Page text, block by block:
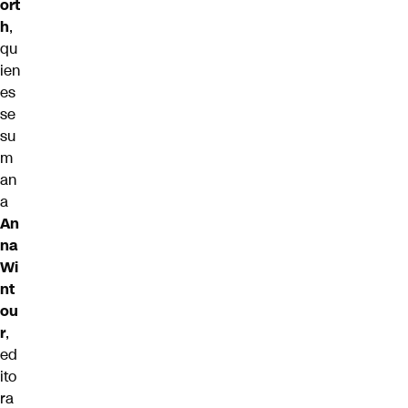
ort
h,
qu
ien
es
se
su
m
an
a
An
na
Wi
nt
ou
r,
ed
ito
ra